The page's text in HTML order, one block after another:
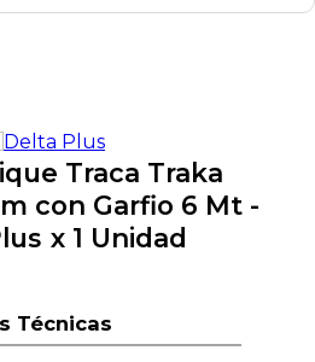
Traca Traka
con Garfio 6 Mt -
x 1 Unidad